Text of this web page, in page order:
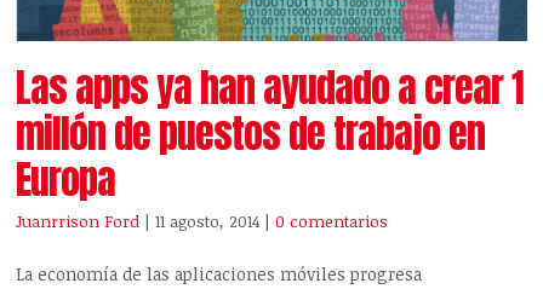
Las apps ya han ayudado a crear 1
millón de puestos de trabajo en
Europa
Juanrrison Ford | 11 agosto, 2014 |0 comentarios
La economía de las aplicaciones móviles progresa